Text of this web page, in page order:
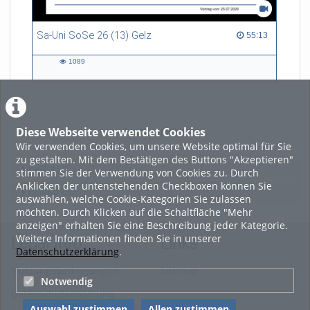
Diese Webseite verwendet Cookies
Wir verwenden Cookies, um unsere Website optimal für Sie
zu gestalten. Mit dem Bestätigen des Buttons "Akzeptieren"
stimmen Sie der Verwendung von Cookies zu. Durch
Anklicken der untenstehenden Checkboxen können Sie
auswählen, welche Cookie-Kategorien Sie zulassen
möchten. Durch Klicken auf die Schaltfläche "Mehr
anzeigen" erhalten Sie eine Beschreibung jeder Kategorie.
Weitere Informationen finden Sie in unserer
Datenschutzerklärung.
Notwendig
Sa-Uni SoSe 26 (13) Gelz 55:13
55:13 duration
1089
LADE MEHR
Featured
Beliebtheit
Legal Info
Nutzungsbedingungen
Datenschutzerklärung
Links
Sitemap